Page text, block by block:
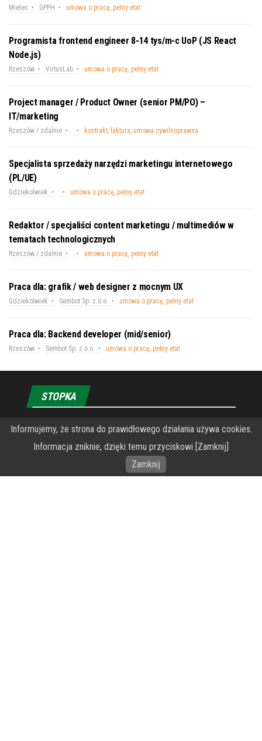
Mielec GPPH umowa o pracę, pełny etat
Programista frontend engineer 8-14 tys/m-c UoP (JS React
Node.js)
Rzeszów VirtusLab umowa o pracę, pełny etat
Project manager / Product Owner (senior PM/PO) –
IT/marketing
Rzeszów / zdalnie kontrakt, faktura, umowa cywilnoprawna
Specjalista sprzedaży narzędzi marketingu internetowego
(PL/UE)
Gdziekolwiek umowa o pracę, pełny etat
Redaktor / specjaliści content marketingu / multimediów w
tematach technologicznych
Rzeszów / zdalnie umowa o pracę, pełny etat
Praca dla: grafik / web designer z mocnym UX
Gdziekolwiek Sembot Sp. z o.o. umowa o pracę, pełny etat
Praca dla: Backend developer (mid/senior)
Rzeszów Sembot Sp. z o.o. umowa o pracę, pełny etat
STOPKA
O Fundacji PRZEkarpacie
Wykonanie portalu – specjaliści stron www WordPress
Informujemy, że strona do prawidłowego działania używa cookies.
Informacja zniknie, dzięki temu przyciskowi [Zamknij]
Zamknij